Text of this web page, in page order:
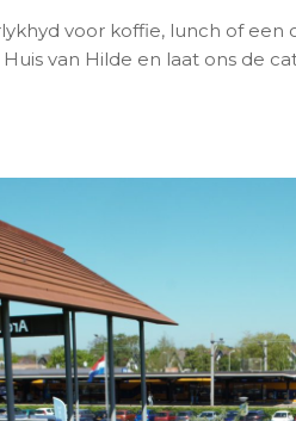
voor koffie, lunch of
van Hilde en laat ons de